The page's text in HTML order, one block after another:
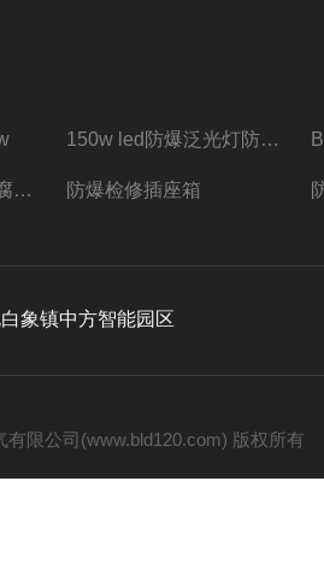
150w led防爆泛光灯防水防尘防爆三防灯
BXM8030-4K防爆防腐照明配电箱四路带总开关 防爆检修插座箱
象镇中方智能园区
有限公司(www.bld120.com) 版权所有